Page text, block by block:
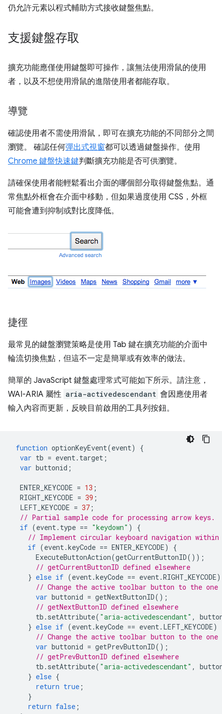
仍允許元素以程式輔助方式接收鍵盤焦點。
支援鍵盤存取
擴充功能應僅使用鍵盤即可操作，讓無法使用滑鼠的使用
者，以及不想使用滑鼠的進階使用者都能存取。
導覽
確認使用者不需使用滑鼠，即可在擴充功能的不同部分之間
瀏覽。 確認任何彈出式視窗都可以透過鍵盤操作。使用
Chrome 鍵盤快速鍵判斷擴充功能是否可供瀏覽。
請確保使用者能輕鬆看出介面的哪個部分取得鍵盤焦點。通
常焦點外框會在介面中移動，但如果過度使用 CSS，外框
可能會遭到抑制或對比度降低。
捷徑
最常見的鍵盤瀏覽策略是使用 Tab 鍵在擴充功能的介面中
輪流切換焦點，但這不一定是簡單或有效率的做法。
簡單的 JavaScript 鍵盤處理常式可能如下所示。請注意，
WAI-ARIA 屬性 aria-activedescendant 會因應使用者
輸入內容而更新，反映目前啟用的工具列按鈕。
function optionKeyEvent(event)
{
var tb = event . target ;
var buttonid ;
ENTER_KEYCODE = 13 ;
RIGHT_KEYCODE = 39 ;
LEFT_KEYCODE = 37 ;
// Partial sample code for processing arrow keys.
if (event . type == "keydown" )
{
// Implement circular keyboard navigation
if (event .keyCode == ENTER_KEYCODE)
{
ExecuteButtonAction(getCurrentButtonID());
// getCurrentButtonID defined elsewhere
} else if (event .keyCode == event .RIGHT_KEYCODE)
// Change the active toolbar button to the
var buttonid = getNextButtonID();
// getNextButtonID defined elsewhere
tb . setAttribute( "aria-activedescendant" ,
} else if (event .keyCode == event . LEFT_KEYCODE)
// Change the active toolbar button to the
var buttonid = getPrevButtonID();
// getPrevButtonID defined elsewhere
tb . setAttribute( "aria-activedescendant" ,
} else {
return true ;
}
return false ;